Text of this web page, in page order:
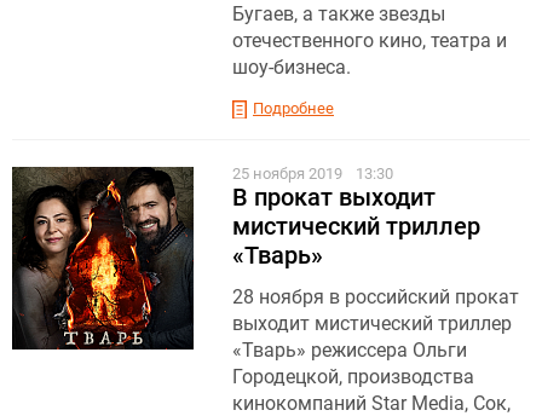
Бугаев, а также звезды
отечественного кино, театра и
шоу-бизнеса.
Подробнее
25 ноября 2019 13:30
В прокат выходит
мистический триллер
«Тварь»
28 ноября в российский прокат
выходит мистический триллер
«Тварь» режиссера Ольги
Городецкой, производства
кинокомпаний Star Media, Сок,